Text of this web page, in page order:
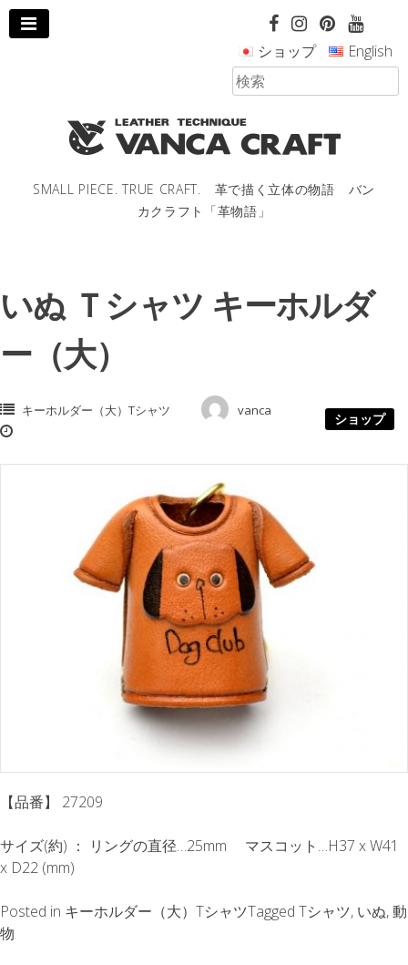
コ
ン
SMALL PIECE. TRUE CRAFT. 革で描く立体の物語 バン
カクラフト「革物語」
ショップ English
いぬ Ｔシャツ キーホルダ
ー（大）
ショップ
キーホルダー（大）Tシャツ vanca
【品番】 27209
サイズ(約) ： リングの直径…25mm マスコット…H37 x W41
x D22 (mm)
Posted in キーホルダー（大）TシャツTagged Tシャツ, いぬ,動
物